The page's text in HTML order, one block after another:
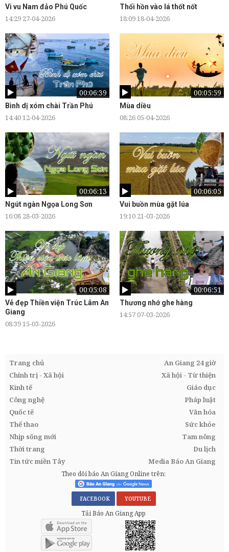
Vi vu Nam đảo Phú Quốc
14:29 27-04-2026
Thổi hồn vào lá thốt nốt
18:09 18-04-2026
00:06:39
Bình dị xóm chài Trần Phú
14:40 12-04-2026
00:05:59
Mùa diều
08:26 05-04-2026
00:06:13
Ngút ngàn Ngọa Long Sơn
16:08 28-03-2026
00:06:05
Vui buồn mùa gặt lúa
19:10 21-03-2026
00:05:08
Vẻ đẹp Thiền viện Trúc Lâm An
Giang
08:39 15-03-2026
00:06:51
Thương nhớ ghe hàng
14:57 07-03-2026
Trang chủ
An Giang 24 giờ
Chính trị - Xã hội
Xã hội - Từ thiện
Kinh tế
Giáo dục
Công nghệ
Pháp luật
Quốc tế
Văn hóa
Thể thao
Sức khỏe
Nhịp sống mới
Tam nông
Thời trang
Du lịch
Tin tức miền Tây
Media Báo An Giang
Theo dõi báo An Giang Online trên:
FACEBOOK YOUTUBE
Tải Báo An Giang App